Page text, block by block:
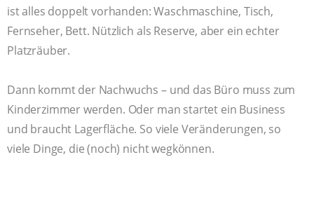
ist alles doppelt vorhanden: Waschmaschine, Tisch,
Fernseher, Bett. Nützlich als Reserve, aber ein echter
Platzräuber.
Dann kommt der Nachwuchs – und das Büro muss zum
Kinderzimmer werden. Oder man startet ein Business
und braucht Lagerfläche. So viele Veränderungen, so
viele Dinge, die (noch) nicht wegkönnen.